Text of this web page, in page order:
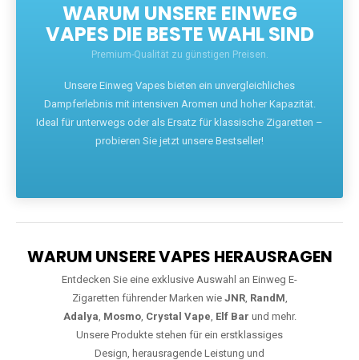
WARUM UNSERE EINWEG
VAPES DIE BESTE WAHL SIND
Premium-Qualität zu günstigen Preisen.
Unsere Einweg Vapes bieten ein unvergleichliches
Dampferlebnis mit intensiven Aromen und hoher Kapazität.
Ideal für unterwegs oder als Ersatz für klassische Zigaretten –
probieren Sie jetzt unsere Bestseller!
WARUM UNSERE VAPES HERAUSRAGEN
Entdecken Sie eine exklusive Auswahl an Einweg E-
Zigaretten führender Marken wie JNR, RandM,
Adalya, Mosmo, Crystal Vape, Elf Bar und mehr.
Unsere Produkte stehen für ein erstklassiges
Design, herausragende Leistung und